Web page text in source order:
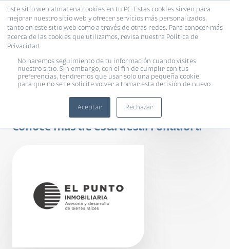
Este sitio web almacena cookies en tu PC. Estas cookies sirven para
mejorar nuestro sitio web y ofrecer servicios más personalizados,
tanto en este sitio web como a través de otras redes. Para conocer más
acerca de las cookies que utilizamos, revisa nuestra Política de
Privacidad.
No haremos seguimiento de tu información cuando visites
nuestro sitio. Sin embargo, con el fin de cumplir con tus
preferencias, tendremos que usar solo una pequeña cookie
para que no se te solicite volver a tomar esta decisión de nuevo.
Aceptar Rechazar
Conoce más de esta desarrolladora